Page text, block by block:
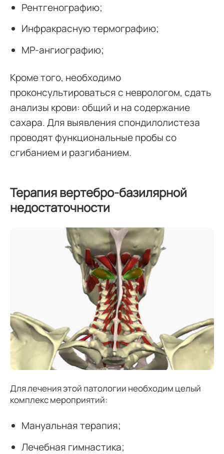
Рентгенографию;
Инфракрасную термографию;
МР-ангиографию;
Кроме того, необходимо
проконсультироваться с неврологом, сдать
анализы крови: общий и на содержание
сахара. Для выявления спондилолистеза
проводят функциональные пробы со
сгибанием и разгибанием.
Терапия вертебро-базилярной
недостаточности
Для лечения этой патологии необходим целый
комплекс мероприятий:
Мануальная терапия;
Лечебная гимнастика;